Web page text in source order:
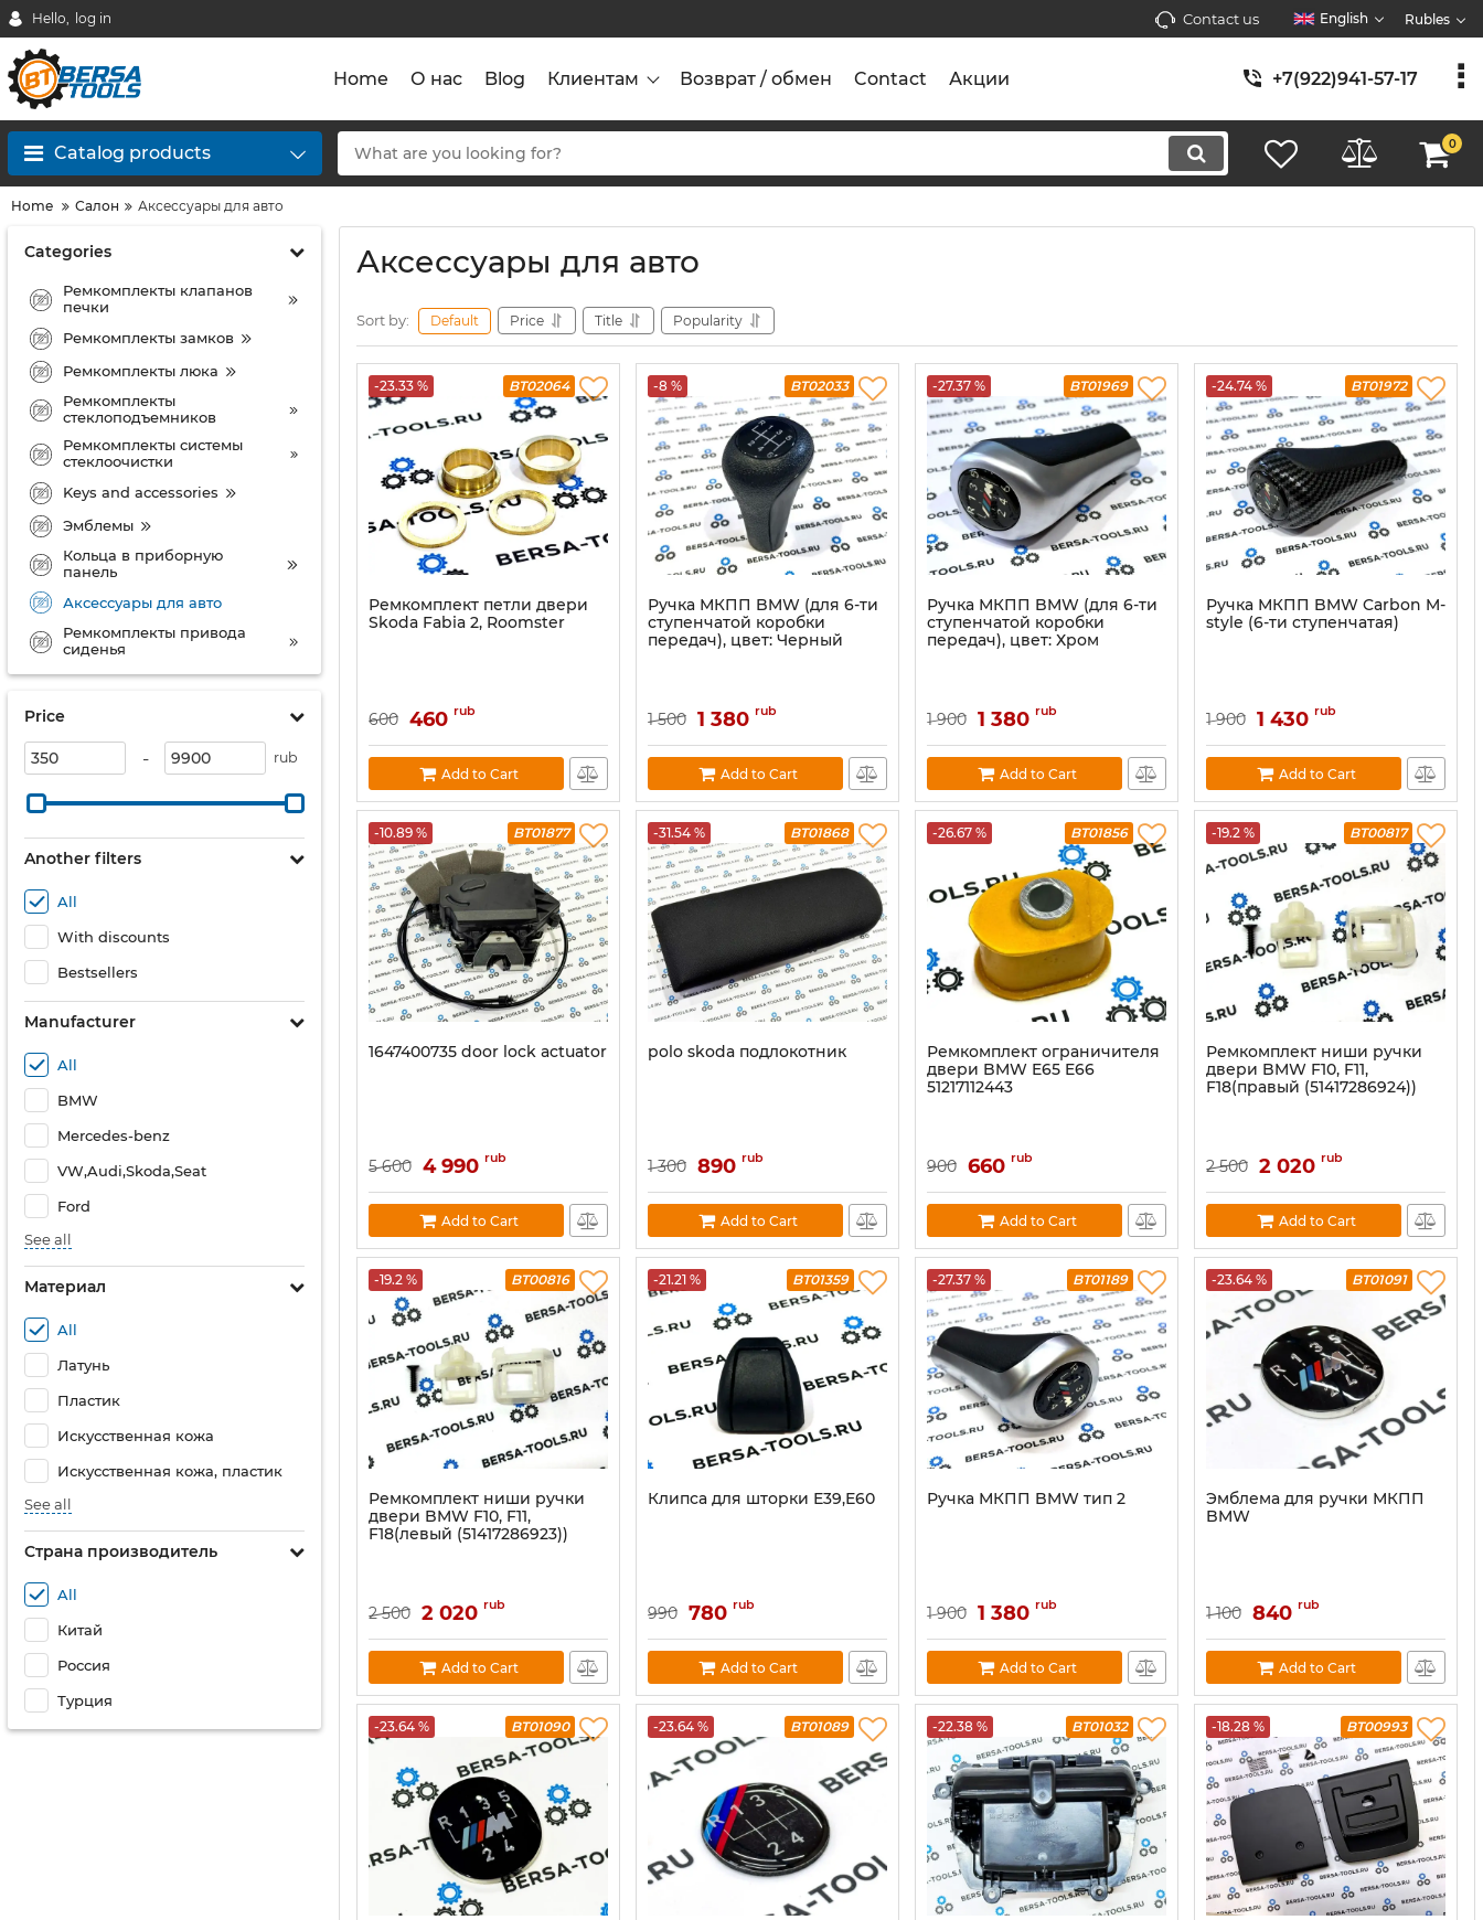
Hello, log in Contact us English Rubles
Home О нас Blog Клиентам Возврат / обмен Contact Акции +7(922)941-57-17
Catalog products 0
Home Салон Аксессуары для авто
Categories
Ремкомплекты клапанов
печки
Ремкомплекты замков
Ремкомплекты люка
Ремкомплекты
стеклоподъемников
Ремкомплекты системы
стеклоочистки
Keys and accessories
Эмблемы
Кольца в приборную
панель
Аксессуары для авто
Ремкомплекты привода
сиденья
Price
- rub
Another filters
All
With discounts
Bestsellers
Manufacturer
All
BMW
Mercedes-benz
VW,Audi,Skoda,Seat
Ford
See all
Материал
All
Латунь
Пластик
Искусственная кожа
Искусственная кожа, пластик
See all
Страна производитель
All
Китай
Россия
Турция
Аксессуары для авто
Sort by: Default Price Title Popularity
-23.33 % BT02064
Ремкомплект петли двери
Skoda Fabia 2, Roomster
600 460 rub
Add to Cart
-8 % BT02033
Ручка МКПП BMW (для 6-ти
ступенчатой коробки
передач), цвет: Черный
1 500 1 380 rub
Add to Cart
-27.37 % BT01969
Ручка МКПП BMW (для 6-ти
ступенчатой коробки
передач), цвет: Хром
1 900 1 380 rub
Add to Cart
-24.74 % BT01972
Ручка МКПП BMW Carbon M-
style (6-ти ступенчатая)
1 900 1 430 rub
Add to Cart
-10.89 % BT01877
1647400735 door lock actuator
5 600 4 990 rub
Add to Cart
-31.54 % BT01868
polo skoda подлокотник
1 300 890 rub
Add to Cart
-26.67 % BT01856
Ремкомплект ограничителя
двери BMW E65 E66
51217112443
900 660 rub
Add to Cart
-19.2 % BT00817
Ремкомплект ниши ручки
двери BMW F10, F11,
F18(правый (51417286924))
2 500 2 020 rub
Add to Cart
-19.2 % BT00816
Ремкомплект ниши ручки
двери BMW F10, F11,
F18(левый (51417286923))
2 500 2 020 rub
Add to Cart
-21.21 % BT01359
Клипса для шторки Е39,Е60
990 780 rub
Add to Cart
-27.37 % BT01189
Ручка МКПП BMW тип 2
1 900 1 380 rub
Add to Cart
-23.64 % BT01091
Эмблема для ручки МКПП
BMW
1 100 840 rub
Add to Cart
-23.64 % BT01090 -23.64 % BT01089 -22.38 % BT01032 -18.28 % BT00993